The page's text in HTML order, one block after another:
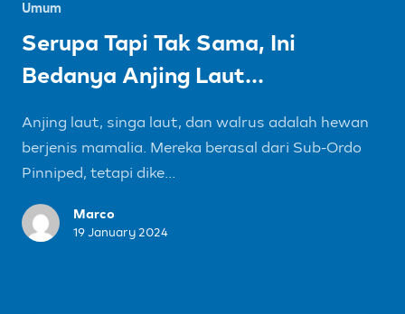
Umum
Serupa Tapi Tak Sama, Ini
Bedanya Anjing Laut...
Anjing laut, singa laut, dan walrus adalah hewan
berjenis mamalia. Mereka berasal dari Sub-Ordo
Pinniped, tetapi dike...
Marco
19 January 2024